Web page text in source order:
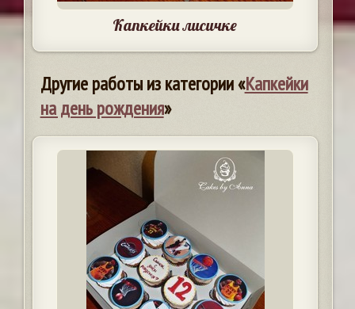
Капкейки лисичке
Другие работы из категории «Капкейки
на день рождения»